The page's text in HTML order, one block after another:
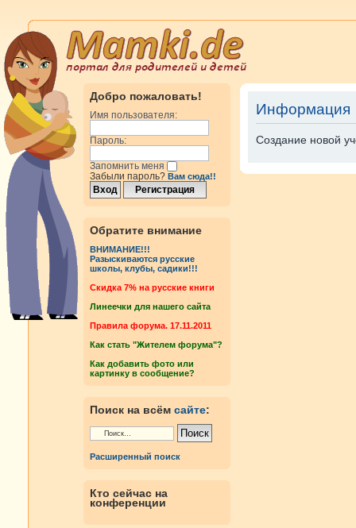
Добро пожаловать!
Имя пользователя:
Пароль:
Запомнить меня
Забыли пароль? Вам сюда!!
Обратите внимание
ВНИМАНИЕ!!!
Разыскиваются русские
школы, клубы, садики!!!
Cкидка 7% на русские книги
Линеечки для нашего сайта
Правила форума. 17.11.2011
Как стать "Жителем форума"?
Как добавить фото или
картинку в сообщение?
Поиск на всём сайте:
Расширенный поиск
Кто сейчас на
конференции
Информация
Создание новой